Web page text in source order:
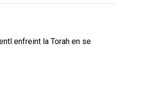
enfreint la Torah en se